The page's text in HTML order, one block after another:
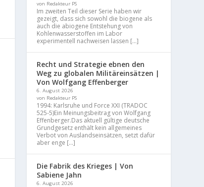
von Redakteur PS
Im zweiten Teil dieser Serie haben wir
gezeigt, dass sich sowohl die biogene als
auch die abiogene Entstehung von
Kohlenwasserstoffen im Labor
experimentell nachweisen lassen […]
Recht und Strategie ebnen den
Weg zu globalen Militäreinsätzen |
Von Wolfgang Effenberger
6. August 2026
von Redakteur PS
1994: Karlsruhe und Force XXI (TRADOC
525-5)Ein Meinungsbeitrag von Wolfgang
Effenberger.Das aktuell gültige deutsche
Grundgesetz enthält kein allgemeines
Verbot von Auslandseinsätzen, setzt dafür
aber enge […]
Die Fabrik des Krieges | Von
Sabiene Jahn
6. August 2026